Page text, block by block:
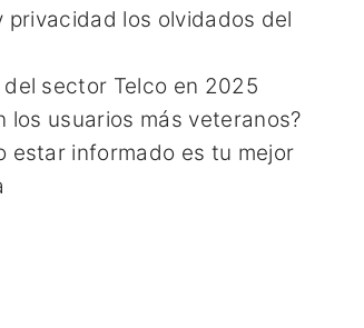
privacidad los olvidados del
sector Telco en 2025
los usuarios más veteranos?
estar informado es tu mejor